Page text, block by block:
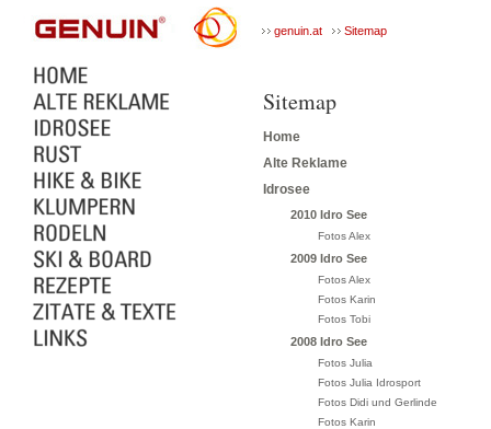
genuin.at Sitemap
Sitemap
Home
Alte Reklame
Idrosee
2010 Idro See
Fotos Alex
2009 Idro See
Fotos Alex
Fotos Karin
Fotos Tobi
2008 Idro See
Fotos Julia
Fotos Julia Idrosport
Fotos Didi und Gerlinde
Fotos Karin